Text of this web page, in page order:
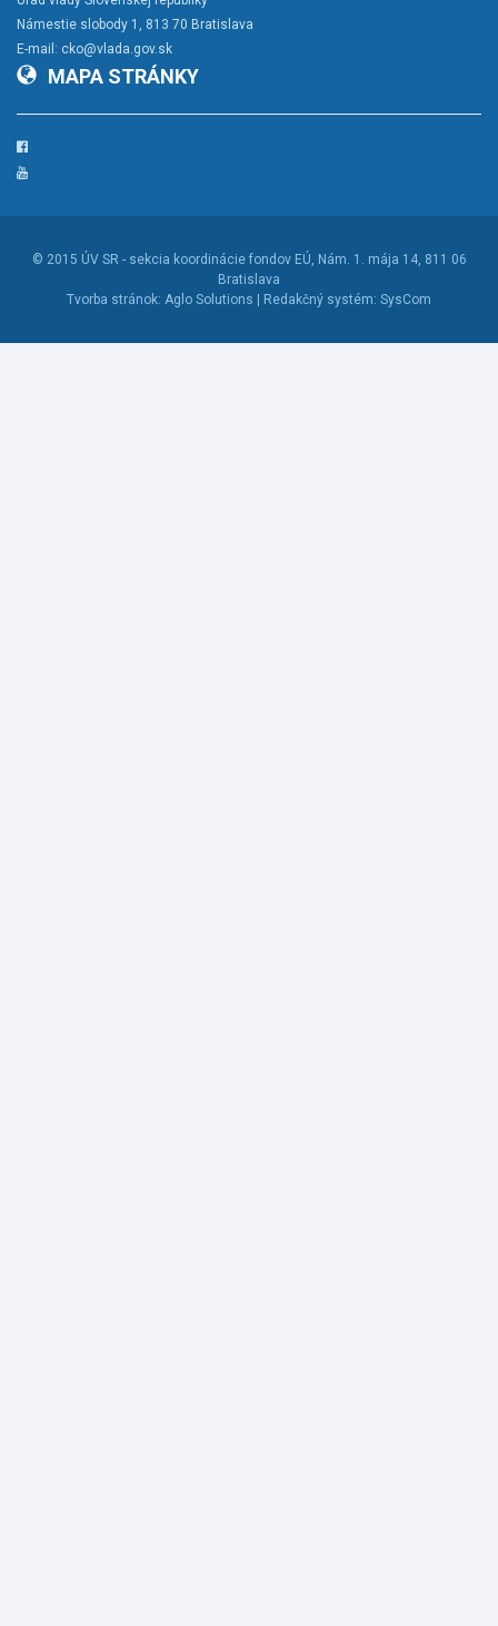
Námestie slobody 1, 813 70 Bratislava
E-mail: cko@vlada.gov.sk
MAPA STRÁNKY
Facebook
YouTube
© 2015 ÚV SR - sekcia koordinácie fondov EÚ, Nám. 1. mája 14, 811 06
Bratislava
Tvorba stránok: Aglo Solutions | Redakčný systém: SysCom